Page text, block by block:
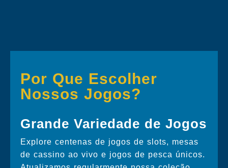
Por Que Escolher
Nossos Jogos?
Grande Variedade de Jogos
Explore centenas de jogos de slots, mesas
de cassino ao vivo e jogos de pesca únicos.